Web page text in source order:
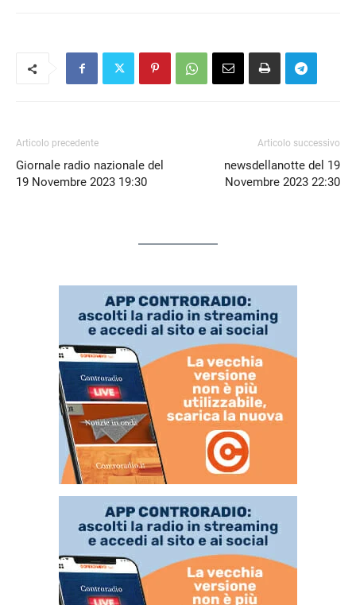
Articolo precedente
Giornale radio nazionale del
19 Novembre 2023 19:30
Articolo successivo
newsdellanotte del 19
Novembre 2023 22:30